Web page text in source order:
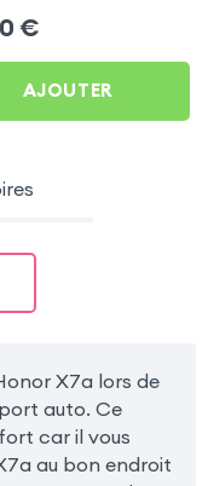
Noir, Wiwu pour
€
AJOUTER
X7a lors de
auto. Ce
car il vous
au bon endroit